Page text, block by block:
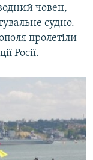
човен,
судно.
пролетіли
Росії.